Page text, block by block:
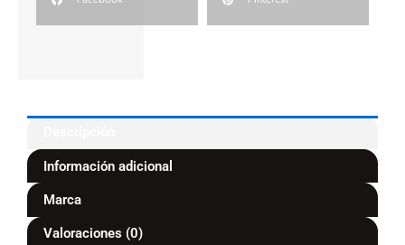
Información adicional
Marca
Valoraciones (0)